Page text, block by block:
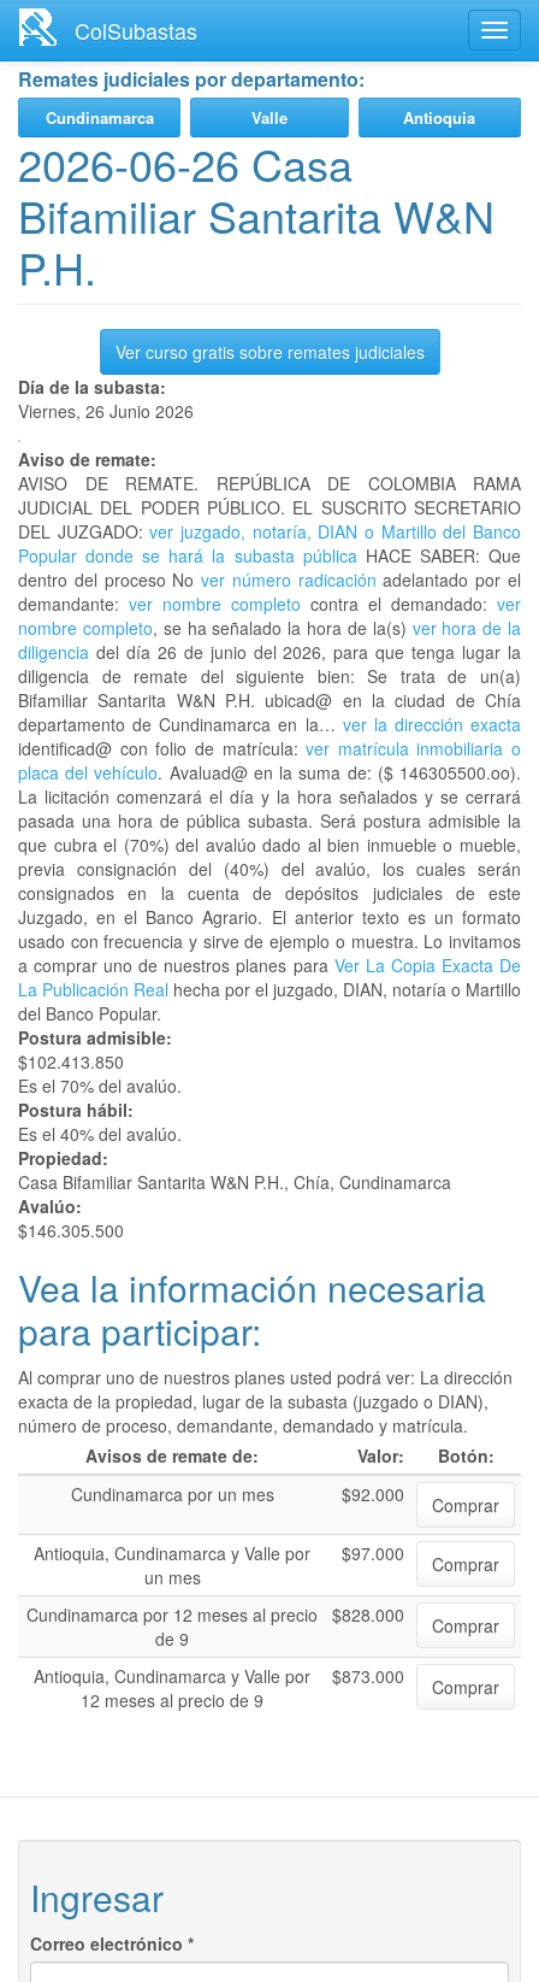
contenido
principal
ColSubastas
Remates judiciales por departamento:
Cundinamarca Valle Antioquia
2026-06-26 Casa
Bifamiliar Santarita W&N
P.H.
Ver curso gratis sobre remates judiciales
Día de la subasta:
Viernes, 26 Junio 2026
Aviso de remate:
AVISO DE REMATE. REPÚBLICA DE COLOMBIA RAMA
JUDICIAL DEL PODER PÚBLICO. EL SUSCRITO SECRETARIO
DEL JUZGADO: ver juzgado, notaría, DIAN o Martillo del Banco
Popular donde se hará la subasta públicaHACE SABER: Que
dentro del proceso Nover número radicación adelantado por el
demandante: ver nombre completo contra el demandado: ver
nombre completo, se ha señalado la hora de la(s) ver hora de la
diligencia del día 26 de junio del 2026, para que tenga lugar la
diligencia de remate del siguiente bien: Se trata de un(a)
Bifamiliar Santarita W&N P.H. ubicad@ en la ciudad de Chía
departamento de Cundinamarca en la… ver la dirección exacta
identificad@ con folio de matrícula:ver matrícula inmobiliaria o
placa del vehículo. Avaluad@ en la suma de: ($ 146305500.oo).
La licitación comenzará el día y la hora señalados y se cerrará
pasada una hora de pública subasta. Será postura admisible la
que cubra el (70%) del avalúo dado al bien inmueble o mueble,
previa consignación del (40%) del avalúo, los cuales serán
consignados en la cuenta de depósitos judiciales de este
Juzgado, en el Banco Agrario. El anterior texto es un formato
usado con frecuencia y sirve de ejemplo o muestra. Lo invitamos
a comprar uno de nuestros planes para Ver La Copia Exacta De
La Publicación Real hecha por el juzgado, DIAN, notaría o Martillo
del Banco Popular.
Postura admisible:
$102.413.850
Es el 70% del avalúo.
Postura hábil:
Es el 40% del avalúo.
Propiedad:
Casa Bifamiliar Santarita W&N P.H., Chía, Cundinamarca
Avalúo:
$146.305.500
Vea la información necesaria
para participar:
Al comprar uno de nuestros planes usted podrá ver: La dirección
exacta de la propiedad, lugar de la subasta (juzgado o DIAN),
número de proceso, demandante, demandado y matrícula.
Avisos de remate de:
Valor:
Botón:
Cundinamarca por un mes
$92.000
Comprar
Antioquia, Cundinamarca y Valle por
un mes
$97.000 Comprar
Cundinamarca por 12 meses al precio
de 9
$828.000 Comprar
Antioquia, Cundinamarca y Valle por
12 meses al precio de 9
$873.000 Comprar
Ingresar
Correo electrónico *